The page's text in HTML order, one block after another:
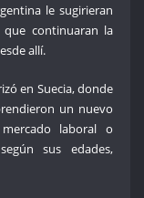
le sugirieran
continuaran la
allí.
en Suecia, donde
un nuevo
laboral o
sus edades,